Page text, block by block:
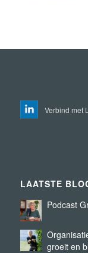
Verbind met
LAATSTE
Podcast
groeit en